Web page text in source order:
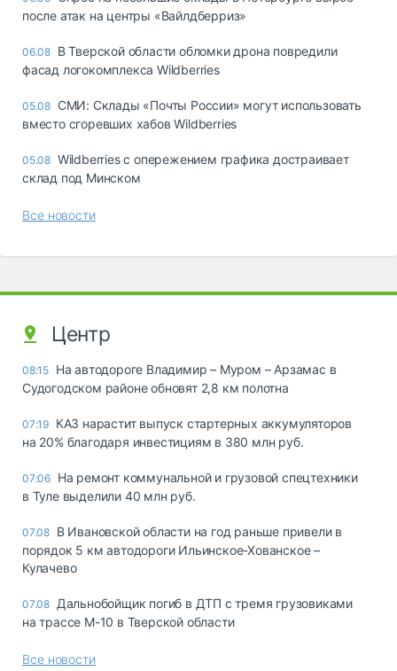
после атак на центры «Вайлдберриз»
06.08 В Тверской области обломки дрона повредили
фасад логокомплекса Wildberries
05.08 СМИ: Склады «Почты России» могут использовать
вместо сгоревших хабов Wildberries
05.08 Wildberries с опережением графика достраивает
склад под Минском
Все новости
Центр
08:15 На автодороге Владимир – Муром – Арзамас в
Судогодском районе обновят 2,8 км полотна
07:19 КАЗ нарастит выпуск стартерных аккумуляторов
на 20% благодаря инвестициям в 380 млн руб.
07:06 На ремонт коммунальной и грузовой спецтехники
в Туле выделили 40 млн руб.
07.08 В Ивановской области на год раньше привели в
порядок 5 км автодороги Ильинское-Хованское –
Кулачево
07.08 Дальнобойщик погиб в ДТП с тремя грузовиками
на трассе М-10 в Тверской области
Все новости